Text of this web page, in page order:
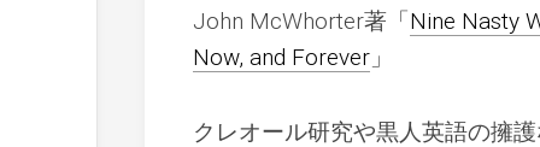
John McWhorter著「Nine Nasty
Now, and Forever 」
クレオール研究や黒人英語の擁